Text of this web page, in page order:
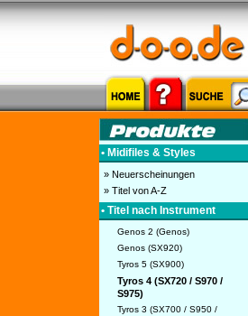
• Midifiles & Styles
» Neuerscheinungen
» Titel von A-Z
• Titel nach Instrument
Genos 2 (Genos)
Genos (SX920)
Tyros 5 (SX900)
Tyros 4 (SX720 / S970 /
S975)
Tyros 3 (SX700 / S950 /